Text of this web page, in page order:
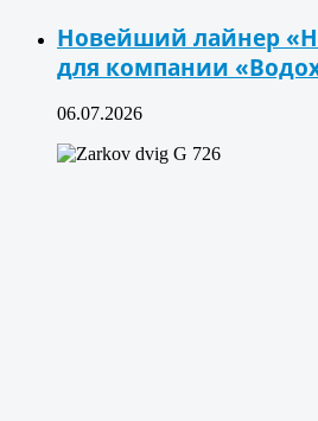
Новейший лайнер
для компании
06.07.2026